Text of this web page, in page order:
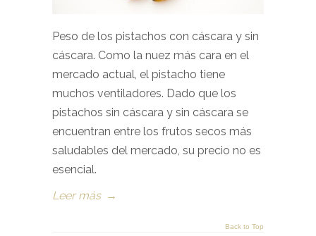
Peso de los pistachos con cáscara y sin
cáscara. Como la nuez más cara en el
mercado actual, el pistacho tiene
muchos ventiladores. Dado que los
pistachos sin cáscara y sin cáscara se
encuentran entre los frutos secos más
saludables del mercado, su precio no es
esencial.
Leer más →
Back to Top